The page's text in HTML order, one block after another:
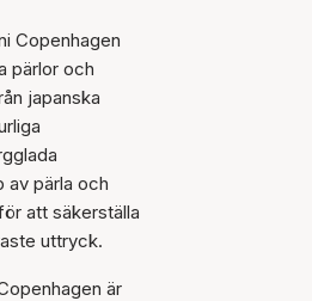
Copenhagen
pärlor och
japanska
av pärla och
att säkerställa
uttryck.
är